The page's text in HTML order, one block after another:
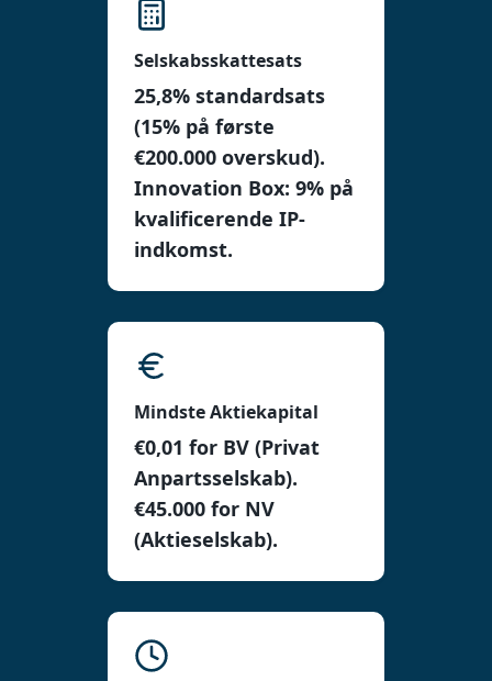
Selskabsskattesats
25,8% standardsats
(15% på første
€200.000 overskud).
Innovation Box: 9% på
kvalificerende IP-
indkomst.
Mindste Aktiekapital
€0,01 for BV (Privat
Anpartsselskab).
€45.000 for NV
(Aktieselskab).